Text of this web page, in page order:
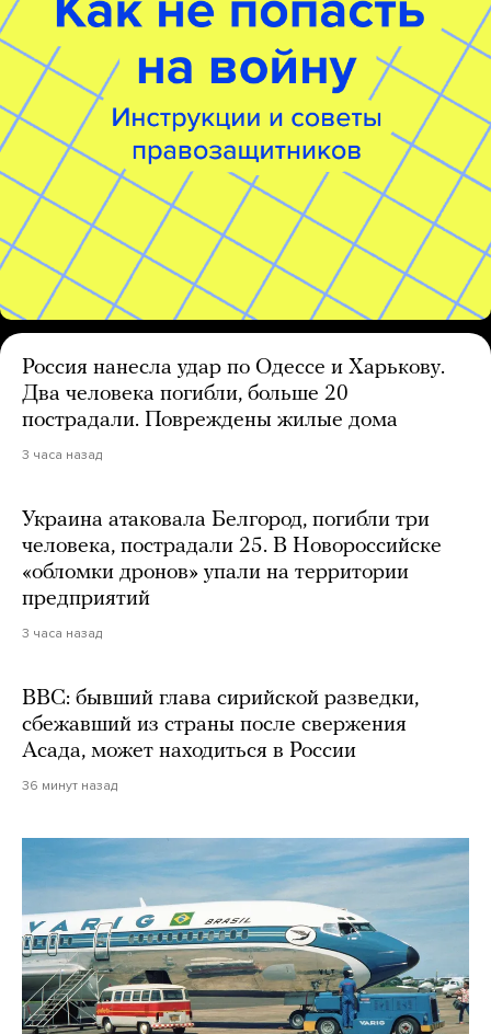
Россия нанесла удар по Одессе и Харькову.
Два человека погибли, больше 20
пострадали. Повреждены жилые дома
3 часа назад
Украина атаковала Белгород, погибли три
человека, пострадали 25. В Новороссийске
«обломки дронов» упали на территории
предприятий
3 часа назад
BBC: бывший глава сирийской разведки,
сбежавший из страны после свержения
Асада, может находиться в России
36 минут назад